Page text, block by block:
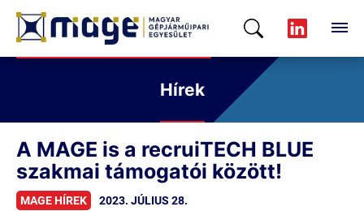
Hírek
A MAGE is a recruiTECH BLUE
szakmai támogatói között!
MAGE HÍREK 2023. JÚLIUS 28.